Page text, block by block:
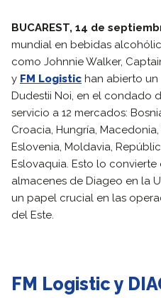
BUCAREST, 14 de
mundial en bebidas
como Johnnie Walker,
y FM Logistic han abierto
Dudestii Noi, en el condado
servicio a 12 mercados:
Croacia, Hungría,
Eslovenia, Moldavia,
Eslovaquia. Esto lo
almacenes de Diageo en la
un papel crucial en las
del Este.
FM Logistic y